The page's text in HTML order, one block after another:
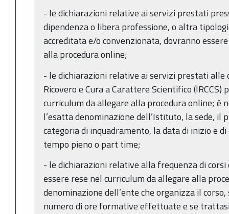
- le dichiarazioni relative ai servizi prestati
dipendenza o libera professione, o altra
accreditata e/o convenzionata, dovranno
alla procedura online;
- le dichiarazioni relative ai servizi prestati
Ricovero e Cura a Carattere Scientifico
curriculum da allegare alla procedura online; è
l’esatta denominazione dell’Istituto, la sede, il
categoria di inquadramento, la data di inizio e
tempo pieno o part time;
- le dichiarazioni relative alla frequenza di
essere rese nel curriculum da allegare alla
denominazione dell’ente che organizza il
numero di ore formative effettuate e se